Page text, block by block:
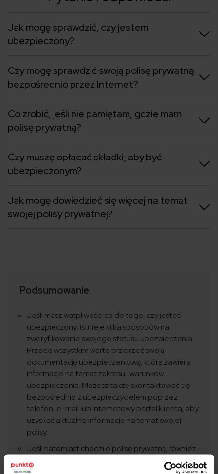
Jak mogę sprawdzić, czy jestem
ubezpieczony?
Czy mogę sprawdzić swoją polisę prywatną
bezpośrednio przez Internet?
Co zrobić, jeśli nie pamiętam, gdzie mam
polisę prywatną?
Czy muszę opłacać składki, aby być
ubezpieczonym?
Jak mogę dowiedzieć się więcej na temat
swojej polisy prywatnej?
Podsumowanie
Jeśli masz wątpliwości co do tego, czy jesteś
ubezpieczony, istnieje kilka sposobów na
zweryfikowanie swojego statusu ubezpieczenia.
Przede wszystkim warto przejrzeć swoją
dokumentację ubezpieczeniową, która zawiera
informacje na temat zakresu i warunków
ubezpieczenia. Możesz także skontaktować się
bezpośrednio z ubezpieczycielem poprzez
telefon, e-mail lub internetowy portal klienta, aby
uzyskać aktualne informacje na temat swojej
polisy.
Jeśli natomiast chodzi o polisę prywatną, również
istnieją sposoby na sprawdzenie jej statusu.